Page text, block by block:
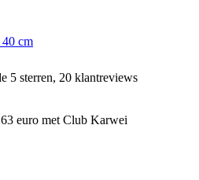
cm
5 sterren, 20 klantreviews
euro met Club Karwei